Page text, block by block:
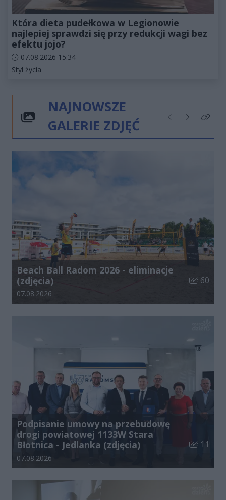
Która dieta pudełkowa w Legionowie
najlepiej sprawdzi się przy redukcji wagi bez
efektu jojo?
Data dodania artykułu:
07.08.2026 15:34
Kategorie artykułu:
Styl życia
NAJNOWSZE
GALERIE ZDJĘĆ
Poprzednie
NastępneKliknij
Beach Ball Radom 2026 - eliminacje
(zdjęcia)
Liczba
60
Data dodania galerii:
07.08.2026
Podpisanie umowy na przebudowę
drogi powiatowej 1133W Stara
Błotnica - Jedlanka (zdjęcia)
Liczba
11
Data dodania galerii:
07.08.2026